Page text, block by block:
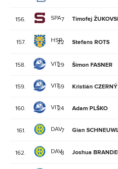
156. SPA7 Timofej
157. HSR
22 Stefans ROTS
158. VIT29 Šimon FASNER
159. VIT69 Kristián CZERNÝ
160. VIT24 Adam PLŠKO
161. DAV7 Gian
162. DAV8 Joshua